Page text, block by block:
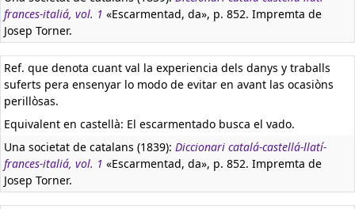
frances-italiá, vol. 1 «Escarmentad, da», p. 852. Impremta de
Josep Torner.
Ref. que denota cuant val la experiencia dels danys y traballs
suferts pera ensenyar lo modo de evitar en avant las ocasiòns
perillòsas.
Equivalent en castellà: El escarmentado busca el vado.
Una societat de catalans (1839): Diccionari catalá-castellá-llatí-
frances-italiá, vol. 1 «Escarmentad, da», p. 852. Impremta de
Josep Torner.